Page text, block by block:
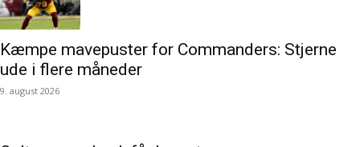
Kæmpe mavepuster for Commanders: Stjerne
ude i flere måneder
9. august 2026